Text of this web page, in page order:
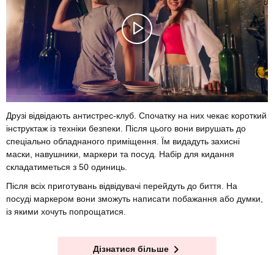
Друзі відвідають антистрес-клуб. Спочатку на них чекає короткий
інструктаж із техніки безпеки. Після цього вони вирушать до
спеціально обладнаного приміщення. Їм видадуть захисні
маски, навушники, маркери та посуд. Набір для кидання
складатиметься з 50 одиниць.
Після всіх приготувань відвідувачі перейдуть до биття. На
посуді маркером вони зможуть написати побажання або думки,
із якими хочуть попрощатися.
Дізнатися більше